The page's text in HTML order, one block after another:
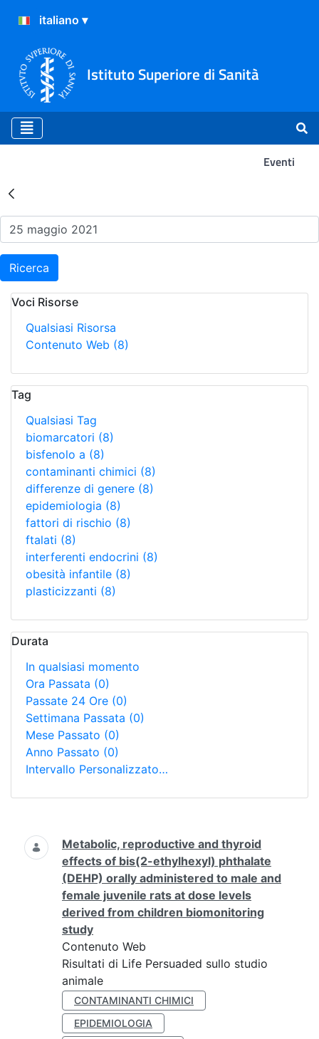
Istituto Superiore di Sanità
Eventi
Risultati della Ricerca -
Ricerca
Voci Risorse
Qualsiasi Risorsa
Contenuto Web (8)
Tag
Qualsiasi Tag
biomarcatori (8)
bisfenolo a (8)
contaminanti chimici (8)
differenze di genere (8)
epidemiologia (8)
fattori di rischio (8)
ftalati (8)
interferenti endocrini (8)
obesità infantile (8)
plasticizzanti (8)
Durata
In qualsiasi momento
Ora Passata (0)
Passate 24 Ore (0)
Settimana Passata (0)
Mese Passato (0)
Anno Passato (0)
Intervallo Personalizzato…
Ricerca
Metabolic, reproductive and thyroid
effects of bis(2-ethylhexyl) phthalate
(DEHP) orally administered to male and
female juvenile rats at dose levels
derived from children biomonitoring
study
Contenuto Web
Risultati di Life Persuaded sullo studio
animale
CONTAMINANTI CHIMICI
EPIDEMIOLOGIA